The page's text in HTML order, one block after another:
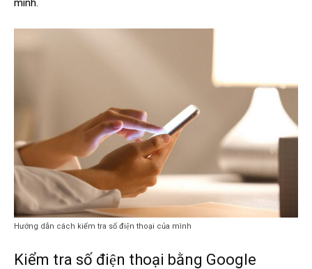
mình.
Hướng dẫn cách kiểm tra số điện thoại của mình
Kiểm tra số điện thoại bằng Google